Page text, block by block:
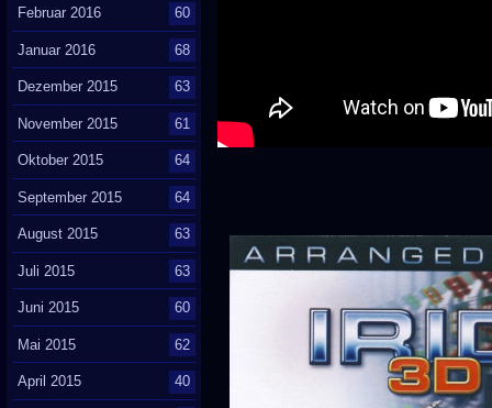
Februar 2016 60
Januar 2016 68
Dezember 2015 63
November 2015 61
Oktober 2015 64
September 2015 64
August 2015 63
Juli 2015 63
Juni 2015 60
Mai 2015 62
April 2015 40